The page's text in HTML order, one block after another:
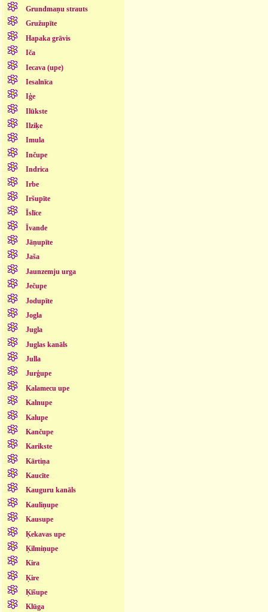
Grundmaņu strauts
Gružupīte
Hapaka grāvis
Iča
Iecava (upe)
Iesalnīca
Iģe
Ilūkste
Ilziķe
Imula
Inčupe
Indrica
Irbe
Iršupīte
Īslīce
Īvande
Jāņupīte
Jaša
Jaunzemju urga
Ječupe
Jodupīte
Jogla
Jugla
Juglas kanāls
Julla
Jurģupe
Kalamecu upe
Kalnupe
Kalupe
Kančupe
Karikste
Kārtiņa
Kaucīte
Kauguru kanāls
Kauliņupe
Kausupe
Ķekavas upe
Ķilmiņupe
Kira
Ķire
Ķīšupe
Klūga